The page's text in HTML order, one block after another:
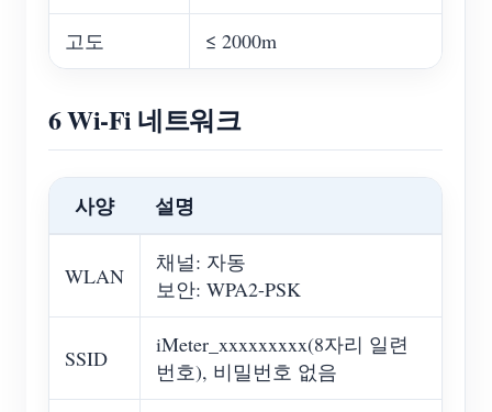
고도 ≤ 2000m
6 Wi-Fi 네트워크
사양 설명
WLAN
채널: 자동
보안: WPA2-PSK
SSID
iMeter_xxxxxxxxx(8자리 일련
번호), 비밀번호 없음